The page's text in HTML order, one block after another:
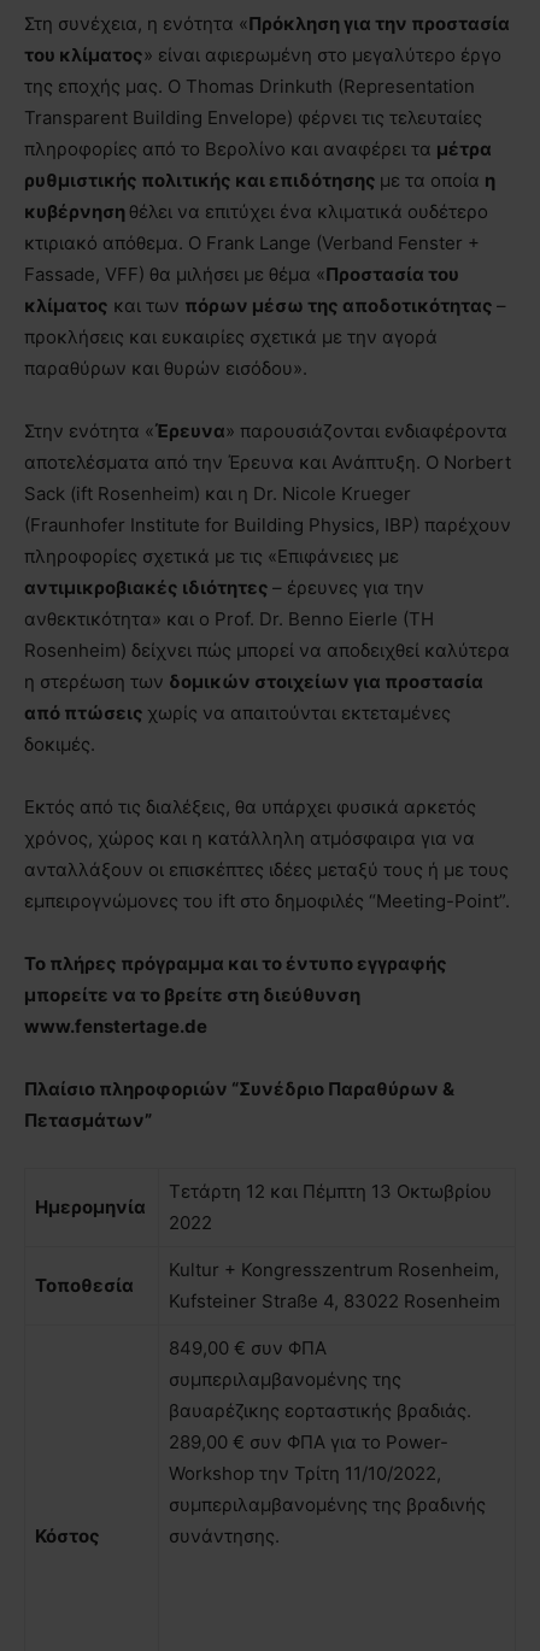
Στη συνέχεια, η ενότητα «Πρόκληση για την προστασία
του κλίματος» είναι αφιερωμένη στο μεγαλύτερο έργο
της εποχής μας. Ο Thomas Drinkuth (Representation
Transparent Building Envelope) φέρνει τις τελευταίες
πληροφορίες από το Βερολίνο και αναφέρει τα μέτρα
ρυθμιστικής πολιτικής και επιδότησης με τα οποία η
κυβέρνηση θέλει να επιτύχει ένα κλιματικά ουδέτερο
κτιριακό απόθεμα. Ο Frank Lange (Verband Fenster +
Fassade, VFF) θα μιλήσει με θέμα «Προστασία του
κλίματος και των πόρων μέσω της αποδοτικότητας –
προκλήσεις και ευκαιρίες σχετικά με την αγορά
παραθύρων και θυρών εισόδου».
Στην ενότητα «Έρευνα» παρουσιάζονται ενδιαφέροντα
αποτελέσματα από την Έρευνα και Ανάπτυξη. Ο Norbert
Sack (ift Rosenheim) και η Dr. Nicole Krueger
(Fraunhofer Institute for Building Physics, IBP) παρέχουν
πληροφορίες σχετικά με τις «Επιφάνειες με
αντιμικροβιακές ιδιότητες – έρευνες για την
ανθεκτικότητα» και ο Prof. Dr. Benno Eierle (TH
Rosenheim) δείχνει πώς μπορεί να αποδειχθεί καλύτερα
η στερέωση των δομικών στοιχείων για προστασία
από πτώσεις χωρίς να απαιτούνται εκτεταμένες
δοκιμές.
Εκτός από τις διαλέξεις, θα υπάρχει φυσικά αρκετός
χρόνος, χώρος και η κατάλληλη ατμόσφαιρα για να
ανταλλάξουν οι επισκέπτες ιδέες μεταξύ τους ή με τους
εμπειρογνώμονες του ift στο δημοφιλές “Meeting-Point”.
Το πλήρες πρόγραμμα και το έντυπο εγγραφής
μπορείτε να το βρείτε στη διεύθυνση
www.fenstertage.de
Πλαίσιο πληροφοριών “Συνέδριο Παραθύρων &
Πετασμάτων”
Ημερομηνία
Τετάρτη 12 και Πέμπτη 13 Οκτωβρίου
2022
Τοποθεσία
Kultur + Kongresszentrum Rosenheim,
Kufsteiner Straße 4, 83022 Rosenheim
Κόστος
849,00 € συν ΦΠΑ
συμπεριλαμβανομένης της
βαυαρέζικης εορταστικής βραδιάς.
289,00 € συν ΦΠΑ για το Power-
Workshop την Τρίτη 11/10/2022,
συμπεριλαμβανομένης της βραδινής
συνάντησης.